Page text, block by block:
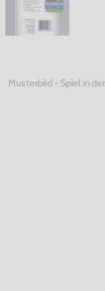
Musterbild - Spiel in